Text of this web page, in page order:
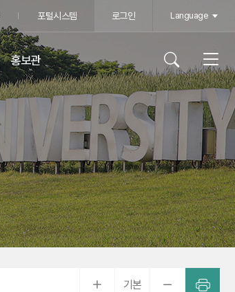
포털시스템 로그인 Language
홍보관
기본